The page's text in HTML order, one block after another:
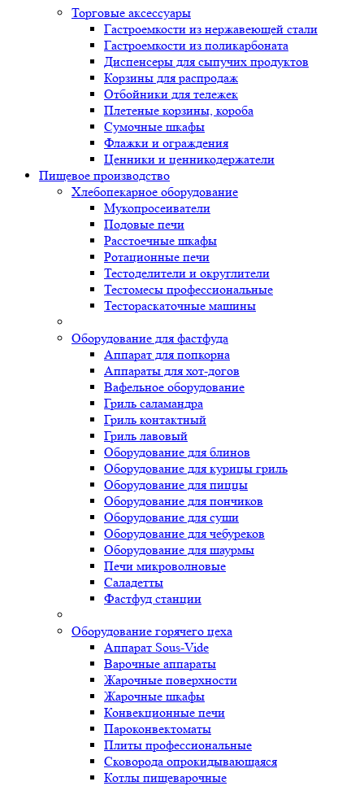
Торговые аксессуары
Гастроемкости из нержавеющей стали
Гастроемкости из поликарбоната
Диспенсеры для сыпучих продуктов
Корзины для распродаж
Отбойники для тележек
Плетеные корзины, короба
Сумочные шкафы
Флажки и ограждения
Ценники и ценникодержатели
Пищевое производство
Хлебопекарное оборудование
Мукопросеиватели
Подовые печи
Расстоечные шкафы
Ротационные печи
Тестоделители и округлители
Тестомесы профессиональные
Тестораскаточные машины
Оборудование для фастфуда
Аппарат для попкорна
Аппараты для хот-догов
Вафельное оборудование
Гриль саламандра
Гриль контактный
Гриль лавовый
Оборудование для блинов
Оборудование для курицы гриль
Оборудование для пиццы
Оборудование для пончиков
Оборудование для суши
Оборудование для чебуреков
Оборудование для шаурмы
Печи микроволновые
Саладетты
Фастфуд станции
Оборудование горячего цеха
Аппарат Sous-Vide
Варочные аппараты
Жарочные поверхности
Жарочные шкафы
Конвекционные печи
Пароконвектоматы
Плиты профессиональные
Сковорода опрокидывающаяся
Котлы пищеварочные